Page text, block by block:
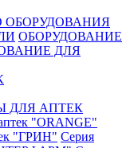
ОБОРУДОВАНИЯ
ОБОРУДОВАНИЕ
ДЛЯ
ДЛЯ АПТЕК
"ORANGE"
"ГРИН" Серия